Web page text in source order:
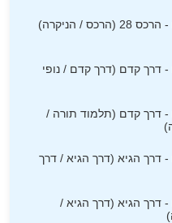
מעלה אדומים - הרכס 28 (הרכס / הניקרה)
דרך קדם (דרך קדם / נופי
דרך קדם (תלמוד תורה /
דרך הגיא (דרך הגיא / דרך
דרך הגיא (דרך הגיא /